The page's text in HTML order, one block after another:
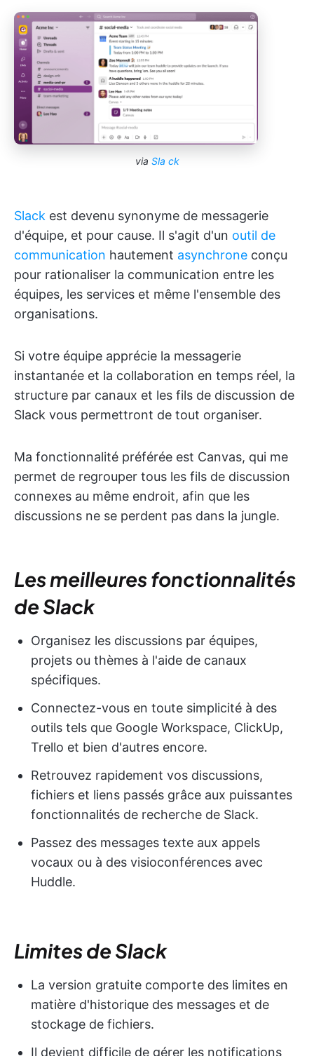
via Sla ck
Slack est devenu synonyme de messagerie
d'équipe, et pour cause. Il s'agit d'un outil de
communication hautement asynchrone conçu
pour rationaliser la communication entre les
équipes, les services et même l'ensemble des
organisations.
Si votre équipe apprécie la messagerie
instantanée et la collaboration en temps réel, la
structure par canaux et les fils de discussion de
Slack vous permettront de tout organiser.
Ma fonctionnalité préférée est Canvas, qui me
permet de regrouper tous les fils de discussion
connexes au même endroit, afin que les
discussions ne se perdent pas dans la jungle.
Les meilleures fonctionnalités
de Slack
Organisez les discussions par équipes,
projets ou thèmes à l'aide de canaux
spécifiques.
Connectez-vous en toute simplicité à des
outils tels que Google Workspace, ClickUp,
Trello et bien d'autres encore.
Retrouvez rapidement vos discussions,
fichiers et liens passés grâce aux puissantes
fonctionnalités de recherche de Slack.
Passez des messages texte aux appels
vocaux ou à des visioconférences avec
Huddle.
Limites de Slack
La version gratuite comporte des limites en
matière d'historique des messages et de
stockage de fichiers.
Il devient difficile de gérer les notifications